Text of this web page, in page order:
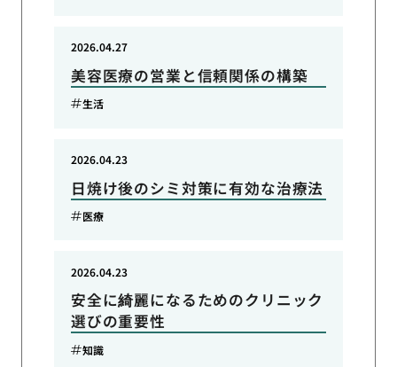
美容医療の営業と信頼関係の構築
2026.04.27
生活
日焼け後のシミ対策に有効な治療法
2026.04.23
医療
安全に綺麗になるためのクリニック
選びの重要性
2026.04.23
知識